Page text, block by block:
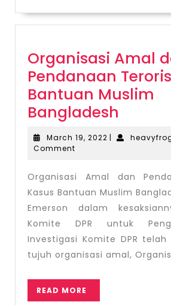
Organisasi Amal
Pendanaan
Bantuan Muslim
Bangladesh
Amal
dan
Kasus
March 19, 2022 March
|
Comment
Organisasi Amal dan
Kasus Bantuan Muslim
Emerson dalam
Komite DPR untuk
Investigasi Komite DPR
tujuh organisasi amal,
READ MORE
MORE